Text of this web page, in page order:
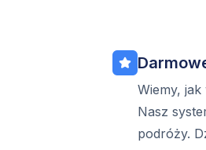
Wiemy, jak
Nasz
podróży.